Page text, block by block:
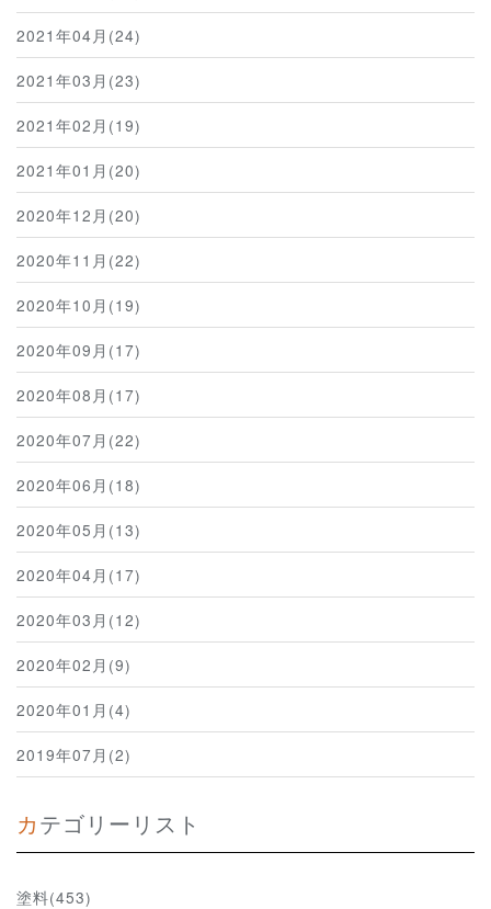
2021年04月(24)
2021年03月(23)
2021年02月(19)
2021年01月(20)
2020年12月(20)
2020年11月(22)
2020年10月(19)
2020年09月(17)
2020年08月(17)
2020年07月(22)
2020年06月(18)
2020年05月(13)
2020年04月(17)
2020年03月(12)
2020年02月(9)
2020年01月(4)
2019年07月(2)
カテゴリーリスト
塗料(453)